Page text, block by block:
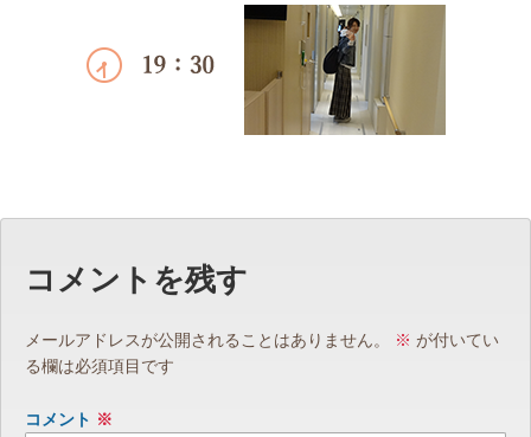
コメントを残す
メールアドレスが公開されることはありません。 ※ が付いてい
る欄は必須項目です
コメント ※